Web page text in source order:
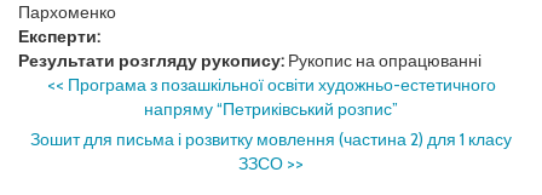
Пархоменко
Експерти:
Результати розгляду рукопису: Рукопис на опрацюванні
<< Програма з позашкільної освіти художньо-естетичного
напряму “Петриківський розпис”
Зошит для письма і розвитку мовлення (частина 2) для 1 класу
ЗЗСО >>